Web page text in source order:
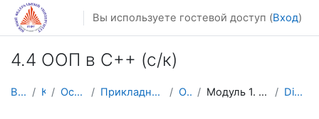
Перейти к основному содержанию
Вы используете гостевой доступ (Вход)
4.4 ООП в С++ (с/к)
В начало Курсы Осенний семестр Прикладная математика и информатика ООП в С++ Модуль 1. Полиморфизм. Наследование Dia Diagram Editor